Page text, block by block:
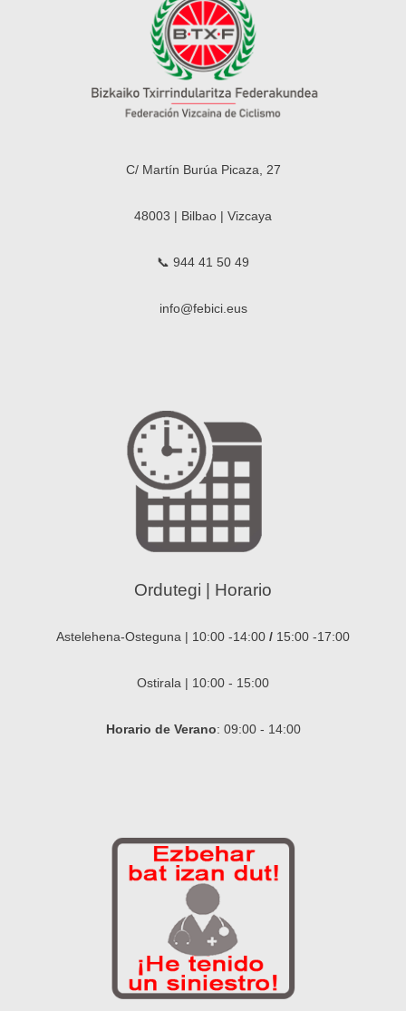
C/ Martín Burúa Picaza, 27
48003 | Bilbao | Vizcaya
📞 944 41 50 49
info@febici.eus
Ordutegi | Horario
Astelehena-Osteguna | 10:00 -14:00 / 15:00 -17:00
Ostirala | 10:00 - 15:00
Horario de Verano: 09:00 - 14:00